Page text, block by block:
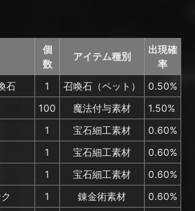
個
数
アイテム種別
出現確
率
石
1 召喚石（ペット）
0.50%
100 魔法付与素材
1.50%
1 宝石細工素材
0.60%
1 宝石細工素材
0.60%
1 宝石細工素材
0.60%
1 錬金術素材
0.60%